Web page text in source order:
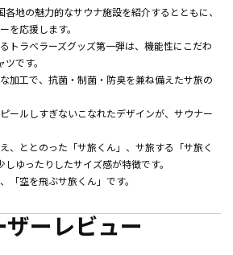
地の魅力的なサウナ施設を紹介するとともに、
を応援します。
トラベラーズグッズ第一弾は、機能性にこだわ
です。
加工で、抗菌・制菌・防臭を兼ね備えたサ旅の
ールしすぎないこなれたデザインが、サウナー
、ととのった「サ旅くん」、サ旅する「サ旅く
ゆったりしたサイズ感が特徴です。
空を飛ぶサ旅くん」です。
ザーレビュー